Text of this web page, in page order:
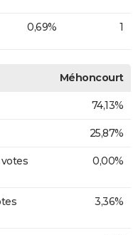
0,69% 1
Méhoncourt
74,13%
25,87%
0,00%
3,36%